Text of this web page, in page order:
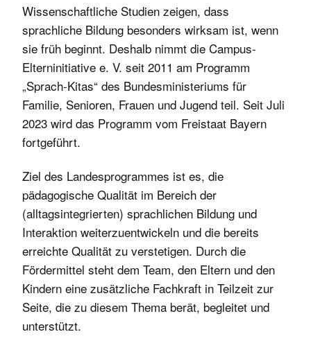
Anmeldung
Webtalk
Vernetzung
Wissenschaftliche Studien zeigen, dass
sprachliche Bildung besonders wirksam ist, wenn
sie früh beginnt. Deshalb nimmt die Campus-
Elterninitiative e. V. seit 2011 am Programm
„Sprach-Kitas“ des Bundesministeriums für
Familie, Senioren, Frauen und Jugend teil. Seit Juli
2023 wird das Programm vom Freistaat Bayern
fortgeführt.
Ziel des Landesprogrammes ist es, die
pädagogische Qualität im Bereich der
(alltagsintegrierten) sprachlichen Bildung und
Interaktion weiterzuentwickeln und die bereits
erreichte Qualität zu verstetigen. Durch die
Fördermittel steht dem Team, den Eltern und den
Kindern eine zusätzliche Fachkraft in Teilzeit zur
Seite, die zu diesem Thema berät, begleitet und
unterstützt.